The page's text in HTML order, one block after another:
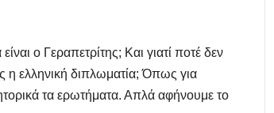
ο Γεραπετρίτης; Και γιατί ποτέ δεν
η ελληνική διπλωματία; Όπως για
τα ερωτήματα. Απλά αφήνουμε το